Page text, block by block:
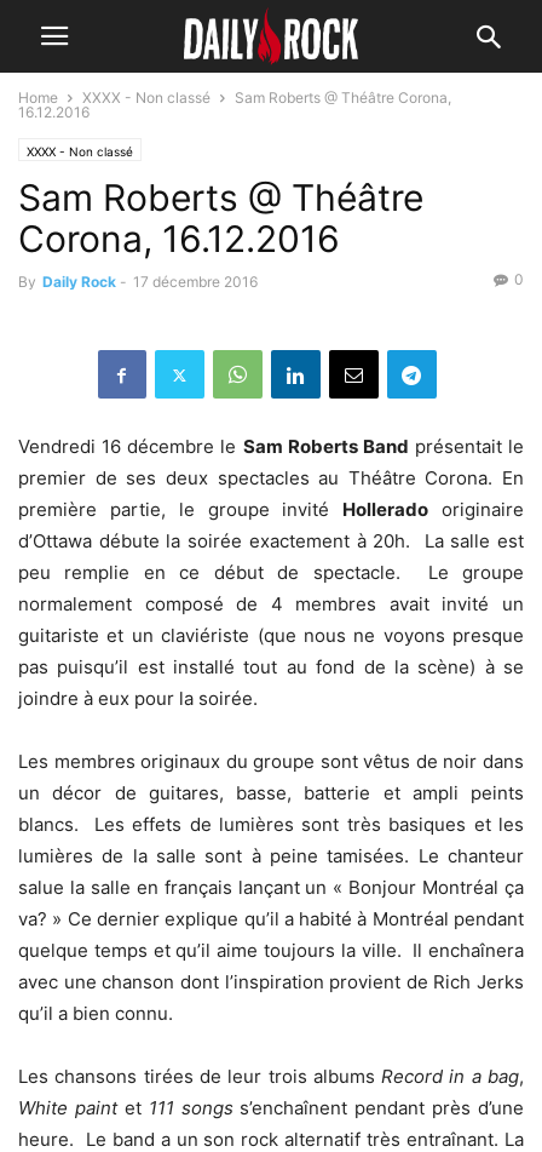
Home XXXX - Non classé
Sam Roberts @ Théâtre Corona,
16.12.2016
XXXX - Non classé
Sam Roberts @ Théâtre
Corona, 16.12.2016
By Daily Rock - 17 décembre 2016 0
Vendredi 16 décembre le Sam Roberts Band présentait le
premier de ses deux spectacles au Théâtre Corona. En
première partie, le groupe invité Hollerado originaire
d’Ottawa débute la soirée exactement à 20h. La salle est
peu remplie en ce début de spectacle. Le groupe
normalement composé de 4 membres avait invité un
guitariste et un claviériste (que nous ne voyons presque
pas puisqu’il est installé tout au fond de la scène) à se
joindre à eux pour la soirée.
Les membres originaux du groupe sont vêtus de noir dans
un décor de guitares, basse, batterie et ampli peints
blancs. Les effets de lumières sont très basiques et les
lumières de la salle sont à peine tamisées. Le chanteur
salue la salle en français lançant un « Bonjour Montréal ça
va? » Ce dernier explique qu’il a habité à Montréal pendant
quelque temps et qu’il aime toujours la ville. Il enchaînera
avec une chanson dont l’inspiration provient de Rich Jerks
qu’il a bien connu.
Les chansons tirées de leur trois albumsRecord in a bag,
White paintet 111 songs s’enchaînent pendant près d’une
heure. Le band a un son rock alternatif très entraînant. La